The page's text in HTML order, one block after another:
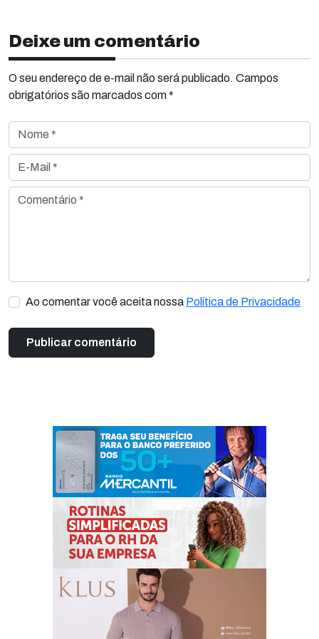
Deixe um comentário
O seu endereço de e-mail não será publicado. Campos
obrigatórios são marcados com *
Nome *
E-Mail *
Comentário *
Ao comentar você aceita nossa Política de Privacidade